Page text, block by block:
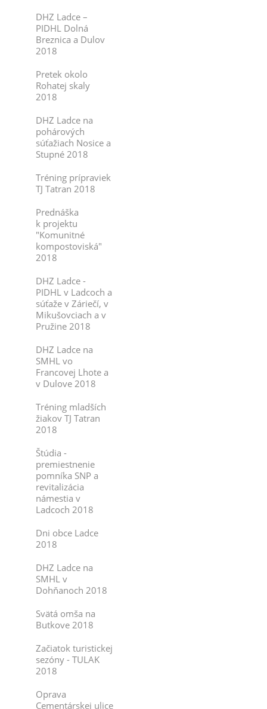
DHZ Ladce –
PIDHL Dolná
Breznica a Dulov
2018
Pretek okolo
Rohatej skaly
2018
DHZ Ladce na
pohárových
súťažiach Nosice a
Stupné 2018
Tréning prípraviek
TJ Tatran 2018
Prednáška
k projektu
"Komunitné
kompostoviská"
2018
DHZ Ladce -
PIDHL v Ladcoch a
súťaže v Záriečí, v
Mikušovciach a v
Pružine 2018
DHZ Ladce na
SMHL vo
Francovej Lhote a
v Dulove 2018
Tréning mladších
žiakov TJ Tatran
2018
Štúdia -
premiestnenie
pomníka SNP a
revitalizácia
námestia v
Ladcoch 2018
Dni obce Ladce
2018
DHZ Ladce na
SMHL v
Dohňanoch 2018
Svätá omša na
Butkove 2018
Začiatok turistickej
sezóny - TULAK
2018
Oprava
Cementárskej ulice